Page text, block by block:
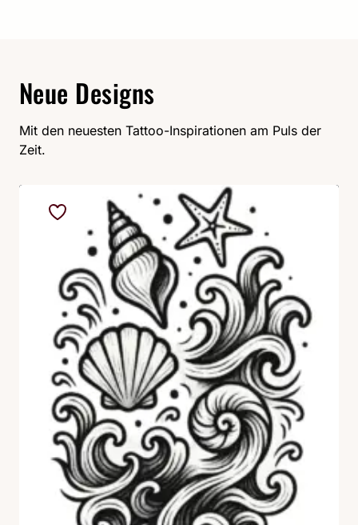
Neue Designs
Mit den neuesten Tattoo-Inspirationen am Puls der
Zeit.